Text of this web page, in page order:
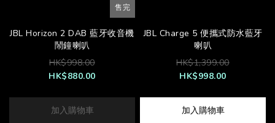
售完
JBL Horizon 2 DAB 藍牙收音機
鬧鐘喇叭
HK$998.00
HK$880.00
加入購物車
JBL Charge 5 便攜式防水藍牙
喇叭
HK$1,399.00
HK$998.00
加入購物車